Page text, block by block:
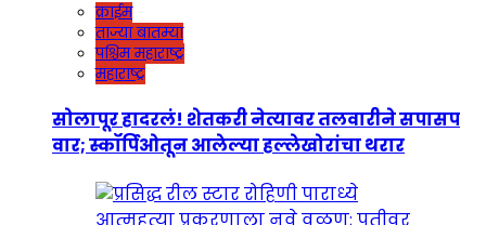
क्राईम
ताज्या बातम्या
पश्चिम महाराष्ट्र
महाराष्ट्र
सोलापूर हादरलं! शेतकरी नेत्यावर तलवारीने सपासप
वार; स्कॉर्पिओतून आलेल्या हल्लेखोरांचा थरार